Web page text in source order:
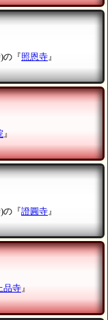
の『照恩寺』
』
の『證圓寺 』
品寺』